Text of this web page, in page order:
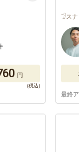
円
𓅿スナ
最終